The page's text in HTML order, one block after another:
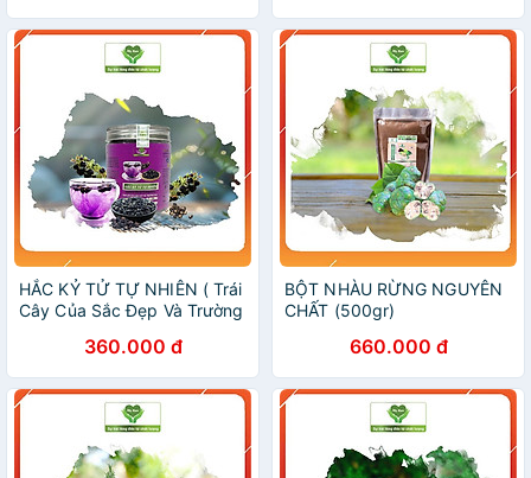
HẮC KỶ TỬ TỰ NHIÊN ( Trái
Cây Của Sắc Đẹp Và Trường
360.000 đ
BỘT NHÀU RỪNG NGUYÊN
CHẤT (500gr)
660.000 đ